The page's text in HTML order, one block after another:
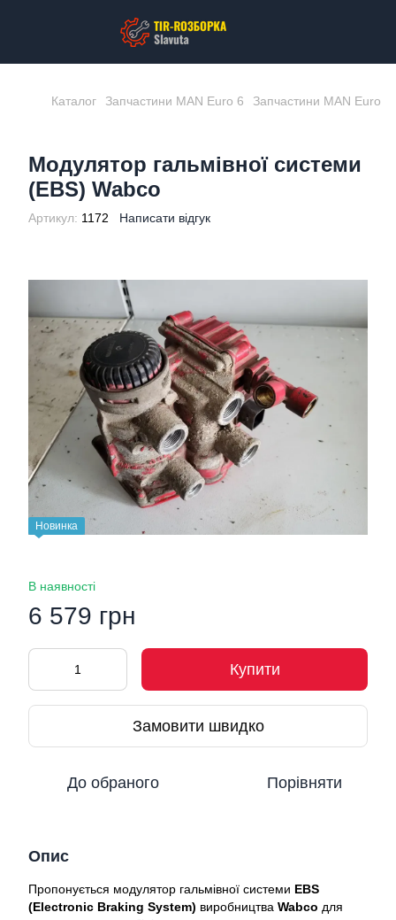
Каталог Запчастини MAN Euro 6 Запчастини MAN Euro
Модулятор гальмівної системи
(EBS) Wabco
Артикул: 1172 Написати відгук
Новинка
В наявності
6 579 грн
Купити
Замовити швидко
До обраного Порівняти
Опис
Пропонується модулятор гальмівної системи EBS
(Electronic Braking System) виробництва Wabco для